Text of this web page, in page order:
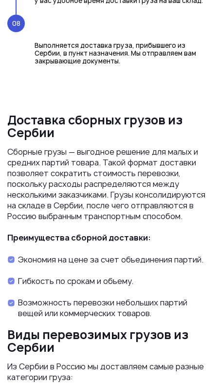
08
Выполняется доставка груза, прибывшего из
Сербии, в пункт назначения. Мы отправляем вам
закрывающие документы.
Доставка сборных грузов из
Сербии
Сборные грузы — выгодное решение для малых и
средних партий товара. Такой формат доставки
позволяет сократить стоимость перевозки,
поскольку расходы распределяются между
несколькими заказчиками. Грузы консолидируются
на складе в Сербии, после чего отправляются в
Россию выбранным транспортным способом.
Преимущества сборной доставки:
Экономия на цене за счет объединения партий.
Гибкость по срокам и объему.
Возможность перевозки небольших партий
вещей или коммерческих товаров.
Виды перевозимых грузов из
Сербии
Из Сербии в Россию мы доставляем самые разные
категории груза: